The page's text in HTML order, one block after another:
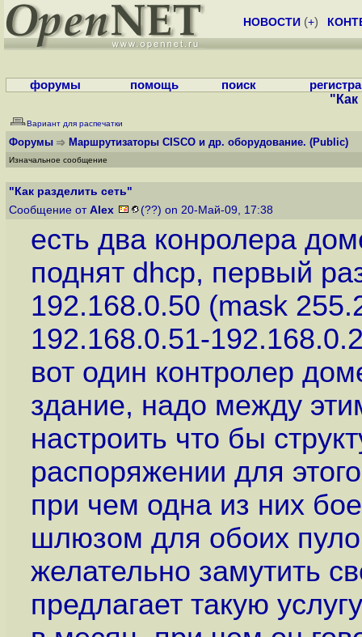
НОВОСТИ (+)
форумы помощь поиск
"Как
Вариант для распечатки
Форумы Маршрутизаторы CISCO и др. оборудование. (Public)
Изначальное сообщение
"Как разделить сеть"
Сообщение от Alex (??) on 20-Май-09, 17:38
есть два конролера
поднят dhcp, первый
192.168.0.50 (mask
192.168.0.51-
вот один контролер
здание, надо между
настроить что бы
распоряжении для
при чем одна из них
шлюзом для обоих
желательно замутить
предлагает такую